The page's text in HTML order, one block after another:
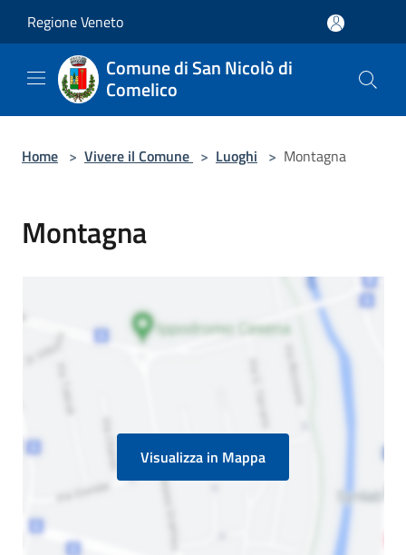
Regione Veneto
Comune di San Nicolò di
Comelico
Home > Vivere il Comune > Luoghi > Montagna
Montagna
Visualizza in Mappa